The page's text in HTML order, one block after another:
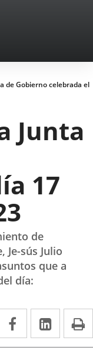
de Gobierno celebrada el
Junta
17
de
sús Julio
que a
día:
Facebook
Enlace
a
Enlace
a